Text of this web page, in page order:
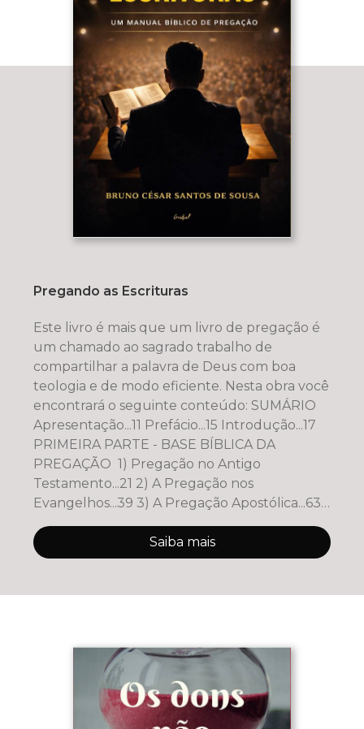
Pregando as Escrituras
Este livro é mais que um livro de pregação é
um chamado ao sagrado trabalho de
compartilhar a palavra de Deus com boa
teologia e de modo eficiente. Nesta obra você
encontrará o seguinte conteúdo: SUMÁRIO
Apresentação...11 Prefácio...15 Introdução...17
PRIMEIRA PARTE - BASE BÍBLICA DA
PREGAÇÃO 1) Pregação no Antigo
Testamento...21 2) A Pregação nos
Evangelhos...39 3) A Pregação Apostólica...63
Saiba mais